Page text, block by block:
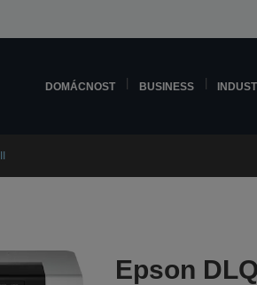
DOMÁCNOST BUSINESS
Epson